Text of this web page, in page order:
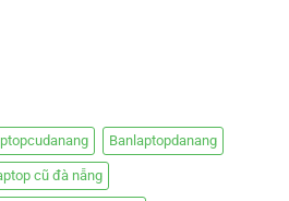
Banlaptopdanang
cũ đà nẵng